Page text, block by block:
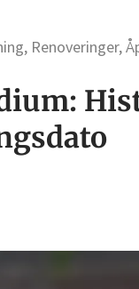
Renoveringer,